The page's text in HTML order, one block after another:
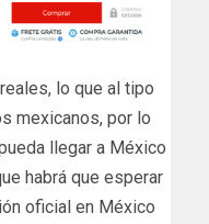
lo que al tipo
mexicanos, por lo
llegar a México
habrá que esperar
oficial en México